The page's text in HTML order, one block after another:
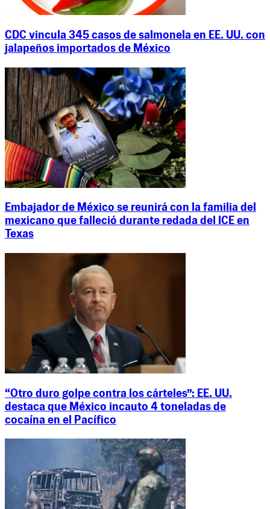
CDC vincula 345 casos de salmonela en EE. UU. con
jalapeños importados de México
Embajador de México se reunirá con la familia del
mexicano que falleció durante redada del ICE en
Texas
“Otro duro golpe contra los cárteles”: EE. UU.
destaca que México incauto 4 toneladas de
cocaína en el Pacífico